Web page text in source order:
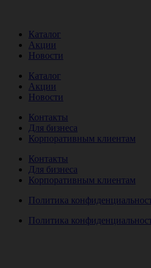
Каталог
Акции
Новости
Каталог
Акции
Новости
Контакты
Для бизнеса
Корпоративным клиентам
Контакты
Для бизнеса
Корпоративным клиентам
Политика
Политика